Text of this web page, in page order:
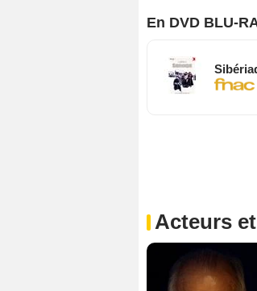
En DVD BLU-
Acteurs